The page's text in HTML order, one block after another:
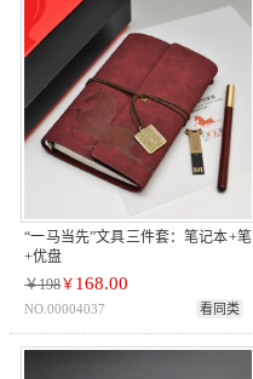
“一马当先”文具三件套：笔记本+笔
+优盘
￥198￥ 168.00
NO.00004037 看同类